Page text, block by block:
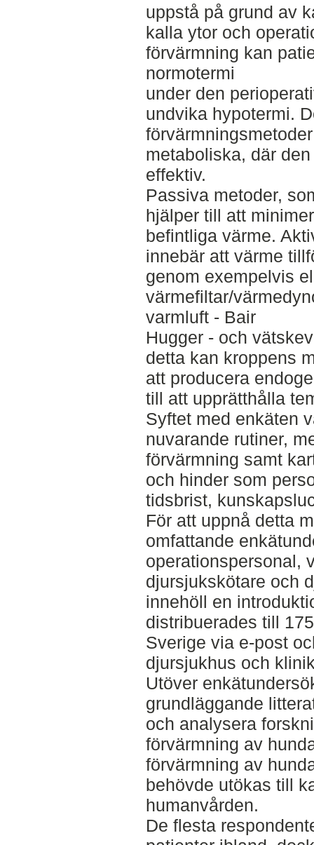
uppstå på grund av
kalla ytor och
förvärmning kan
normotermi
under den
undvika hypotermi.
metaboliska, där
effektiv.
Passiva metoder,
hjälper till att
befintliga värme.
innebär att värme
genom exempelvis
värmefiltar/
varmluft - Bair
Hugger - och
detta kan kroppens
att producera
till att upprätthålla
Syftet med enkäten
nuvarande rutiner,
förvärmning samt
och hinder som
tidsbrist,
För att uppnå detta
omfattande
operationspersonal,
djursjukskötare och
innehöll en
distribuerades till
Sverige via e-post
djursjukhus och
Utöver
grundläggande
och analysera
förvärmning av
förvärmning av
behövde utökas till
humanvården.
De flesta